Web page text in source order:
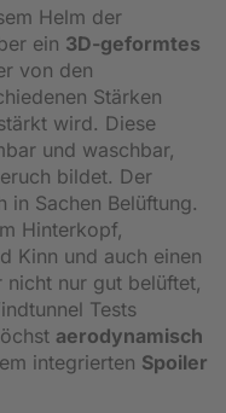
Helm der
ein 3D-geformtes
von den
Stärken
wird. Diese
und waschbar,
bildet. Der
in Sachen Belüftung.
Hinterkopf,
Kinn und auch einen
nicht nur gut belüftet,
Tests
aerodynamisch
integrierten Spoiler